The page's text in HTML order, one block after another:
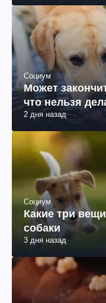
Социум
Может
что нельзя
2 дня назад
Социум
Какие три
собаки
3 дня назад